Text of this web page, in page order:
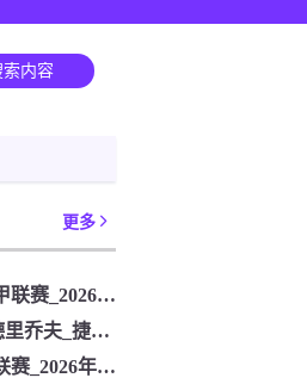
更多
克卢日大学VS舍佩斯_罗甲联赛_2026年07月26日
洪波莱茨VSTJ索科尔贝德里乔夫_捷克杯联赛_2026年07
新伊钦VS贝洛坦_捷克杯联赛_2026年07月26日